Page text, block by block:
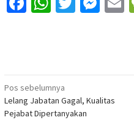
Navigasi
pos
Pos sebelumnya
Lelang Jabatan Gagal, Kualitas
Pejabat Dipertanyakan